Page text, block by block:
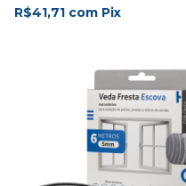
R$41,71 com Pix